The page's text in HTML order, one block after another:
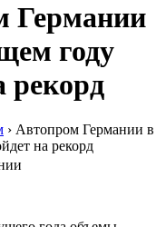
Германии
году
рекорд
› Автопром Германии в
на рекорд